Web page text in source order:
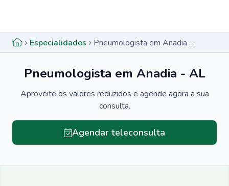
Especialidades Pneumologista em Anadia - AL
Pneumologista em Anadia - AL
Aproveite os valores reduzidos e agende agora a sua
consulta.
Agendar teleconsulta